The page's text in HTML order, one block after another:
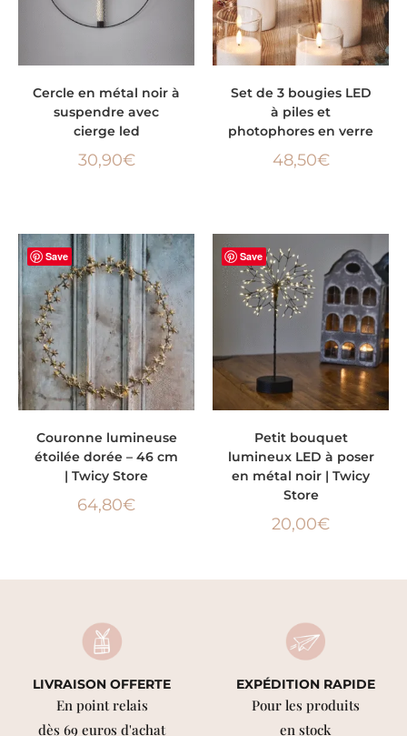
Cercle en métal noir à
suspendre avec
cierge led
30,90€
Set de 3 bougies LED
à piles et
photophores en verre
48,50€
Save
Couronne lumineuse
étoilée dorée – 46 cm
| Twicy Store
64,80€
Save
Petit bouquet
lumineux LED à poser
en métal noir | Twicy
Store
20,00€
LIVRAISON OFFERTE
En point relais
dès 69 euros d'achat
EXPÉDITION RAPIDE
Pour les produits
en stock